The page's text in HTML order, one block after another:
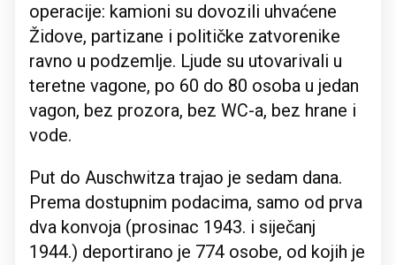
operacije: kamioni su dovozili uhvaćene
Židove, partizane i političke zatvorenike
ravno u podzemlje. Ljude su utovarivali u
teretne vagone, po 60 do 80 osoba u jedan
vagon, bez prozora, bez WC-a, bez hrane i
vode.
Put do Auschwitza trajao je sedam dana.
Prema dostupnim podacima, samo od prva
dva konvoja (prosinac 1943. i siječanj
1944.) deportirano je 774 osobe, od kojih je